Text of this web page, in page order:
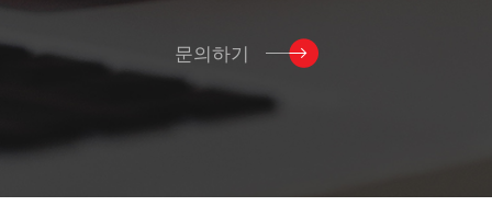
문의하기